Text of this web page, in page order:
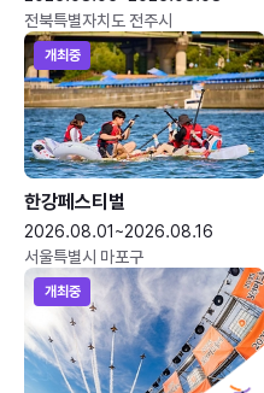
전북특별자치도 전주시
개최중
한강페스티벌
2026.08.01~2026.08.16
서울특별시 마포구
개최중